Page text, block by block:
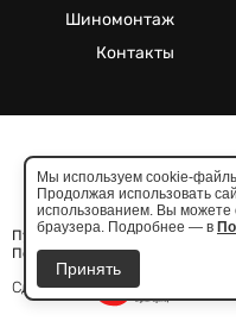
Шиномонтаж
Контакты
©2025.
Meta признана
Публичная оферта
Политика конфиденциальности
Сделано в
Мы используем cookie-
Продолжая использовать
использованием. Вы можете
браузера. Подробнее — в
Принять